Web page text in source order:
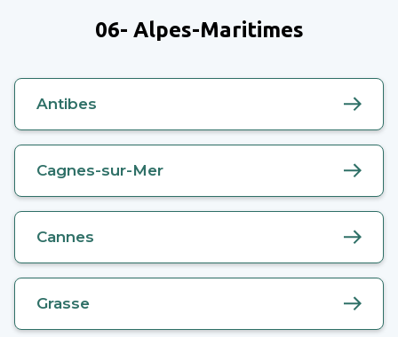
06- Alpes-Maritimes
Antibes
Cagnes-sur-Mer
Cannes
Grasse